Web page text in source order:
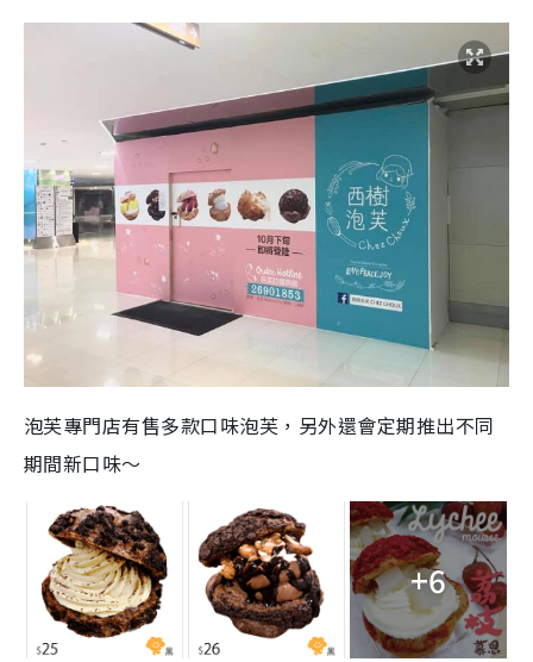
泡芙專門店有售多款口味泡芙，另外還會定期推出不同
期間新口味～
+6